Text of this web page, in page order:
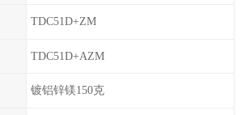
TDC51D+ZM
TDC51D+AZM
镀铝锌镁150克